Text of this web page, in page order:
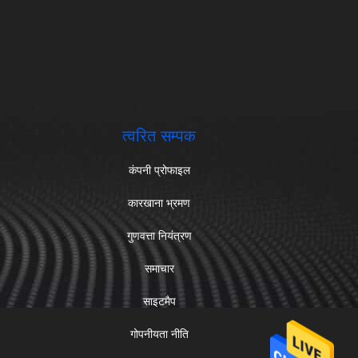
त्वरित सम्पक
कंपनी प्रोफाइल
कारखाना भ्रमण
गुणवत्ता नियंत्रण
समाचार
साइटमैप
गोपनीयता नीति